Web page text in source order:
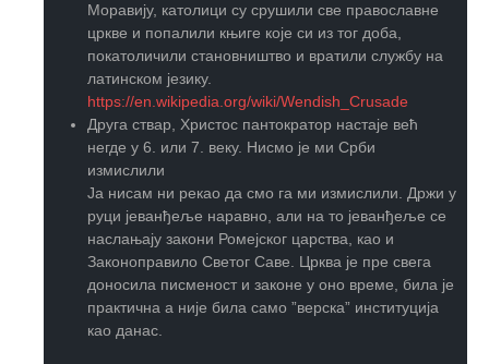
Моравију, католици су срушили све православне
цркве и попалили књиге које си из тог доба,
покатоличили становништво и вратили службу на
латинском језику.
https://en.wikipedia.org/wiki/Wendish_Crusade
Друга ствар, Христос пантократор настаје већ
негде у 6. или 7. веку. Нисмо је ми Срби
измислили
Ја нисам ни рекао да смо га ми измислили. Држи у
руци јеванђеље наравно, али на то јеванђеље се
наслањају закони Ромејског царства, као и
Законоправило Светог Саве. Црква је пре свега
доносила писменост и законе у оно време, била је
практична а није била само ”верска” институција
као данас.